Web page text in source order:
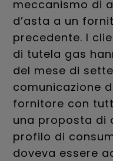
meccanismo di
d’asta a un
precedente. I
di tutela gas
del mese di
comunicazione
fornitore con
una proposta di
profilo di
doveva essere